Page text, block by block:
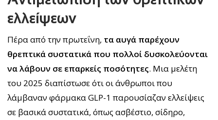
ελλείψεων
Πέρα από την πρωτεΐνη, τα αυγά παρέχουν
θρεπτικά συστατικά που πολλοί δυσκολεύονται
να λάβουν σε επαρκείς ποσότητες. Μια μελέτη
του 2025 διαπίστωσε ότι οι άνθρωποι που
λάμβαναν φάρμακα GLP-1 παρουσίαζαν ελλείψεις
σε βασικά συστατικά, όπως ασβέστιο, σίδηρο,